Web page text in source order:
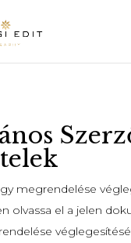
megrendelése
olvassa el a jelen